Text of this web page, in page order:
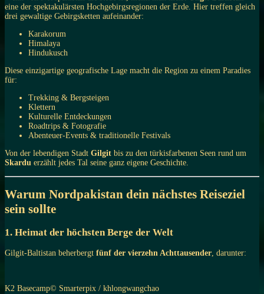
eine der spektakulärsten Hochgebirgsregionen der Erde. Hier treffen gleich
drei gewaltige Gebirgsketten aufeinander:
Karakorum
Himalaya
Hindukusch
Diese einzigartige geografische Lage macht die Region zu einem Paradies
für:
Trekking & Bergsteigen
Klettern
Kulturelle Entdeckungen
Roadtrips & Fotografie
Abenteuer-Events & traditionelle Festivals
Von der lebendigen Stadt Gilgit bis zu den türkisfarbenen Seen rund um
Skardu erzählt jedes Tal seine ganz eigene Geschichte.
Warum Nordpakistan dein nächstes Reiseziel
sein sollte
1. Heimat der höchsten Berge der Welt
Gilgit-Baltistan beherbergt fünf der vierzehn Achttausender, darunter:
K2 Basecamp© Smarterpix / khlongwangchao